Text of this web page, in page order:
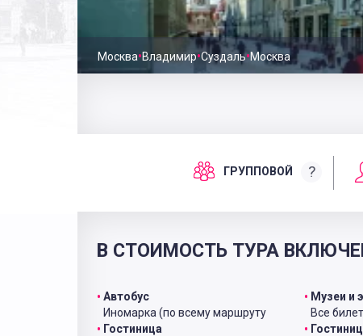
Москва•Владимир•Суздаль•Москва
ГРУППОВОЙ ?
В СТОИМОСТЬ ТУРА
Автобус
Иномарка (по всему маршруту
Гостиница
Музеи и
Все